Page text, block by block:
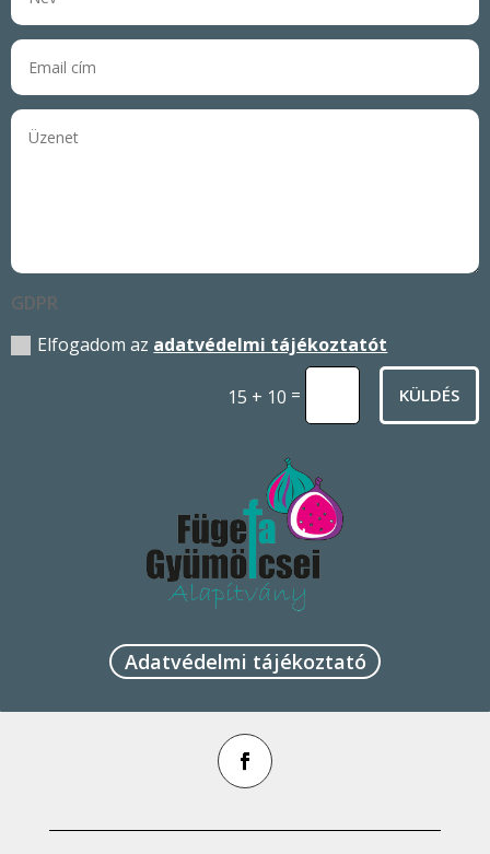
GDPR
Elfogadom az adatvédelmi tájékoztatót
15 + 10 = KÜLDÉS
Adatvédelmi tájékoztató